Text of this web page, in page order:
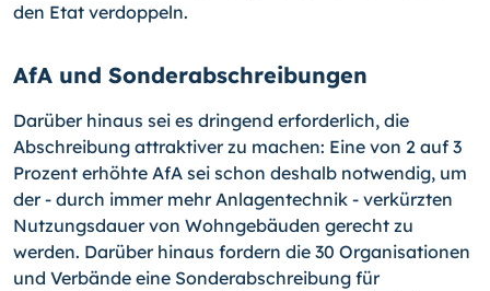
den Etat verdoppeln.
AfA und Sonderabschreibungen
Darüber hinaus sei es dringend erforderlich, die
Abschreibung attraktiver zu machen: Eine von 2 auf 3
Prozent erhöhte AfA sei schon deshalb notwendig, um
der - durch immer mehr Anlagentechnik - verkürzten
Nutzungsdauer von Wohngebäuden gerecht zu
werden. Darüber hinaus fordern die 30 Organisationen
und Verbände eine Sonderabschreibung für